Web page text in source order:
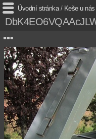
Úvodní stránka/ Keše u